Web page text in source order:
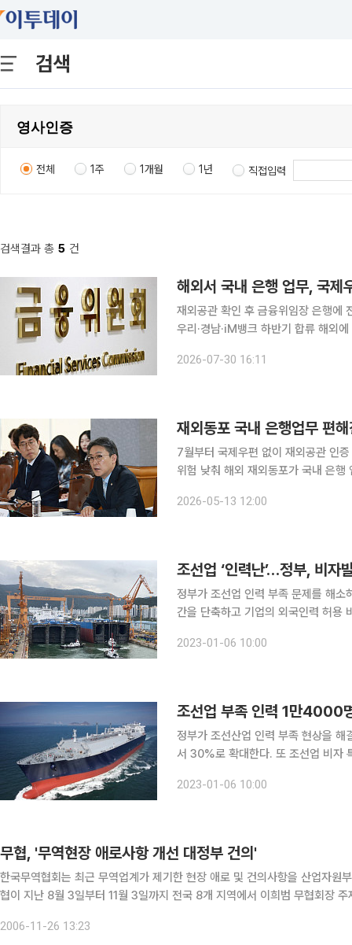
검색
전체 1주 1개월 1년 직접입력
검색결과 총 5 건
해외서 국내 은행 업무, 국제
재외공관 확인 후 금융위임장 은행에
우리·경남·iM뱅크 하반기 합류 해외에 거주하는 재외동포가 국내 은행 업무를 대리인에게 맡길 때
2026-07-30 16:11
재외동포 국내 은행업무 편
7월부터 국제우편 없이 재외공관 인
위험 낮춰 해외 재외동포가 국내 은행 업무 위임 시 재외공관 인증 금융위임장을 국제우편으로 발송
2026-05-13 12:00
조선업 ‘인력난’…정부, 비
정부가 조선업 인력 부족 문제를 해
간을 단축하고 기업의 외국인력 허용 비율을 늘린다. 법무부와 산업통
최근 조선산업 수주실적은 개선되고
2023-01-06 10:00
조선업 부족 인력 1만
정부가 조선산업 인력 부족 현상을
서 30%로 확대한다. 또 조선업 비자
2023-01-06 10:00
무협, '무역현장 애로사항 개선 대정부 건의'
한국무역협회는 최근 무역업계가 제기한 현장 애로 및 건의사항을 산업자원부 등 관련
협이 지난 8월 3일부터 11월 3일까지 전국 8개 지역에서 이희범 무협회장
2006-11-26 13:23